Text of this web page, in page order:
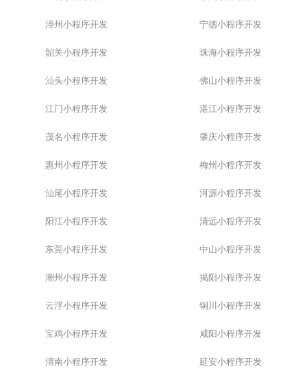
漳州小程序开发 宁德小程序开发
韶关小程序开发 珠海小程序开发
汕头小程序开发 佛山小程序开发
江门小程序开发 湛江小程序开发
茂名小程序开发 肇庆小程序开发
惠州小程序开发 梅州小程序开发
汕尾小程序开发 河源小程序开发
阳江小程序开发 清远小程序开发
东莞小程序开发 中山小程序开发
潮州小程序开发 揭阳小程序开发
云浮小程序开发 铜川小程序开发
宝鸡小程序开发 咸阳小程序开发
渭南小程序开发 延安小程序开发